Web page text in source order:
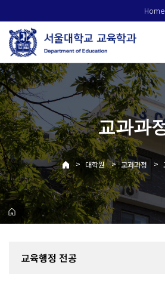
로
메
뉴
Home
교과과
> 대학원 > 교과과정 >
교육행정 전공